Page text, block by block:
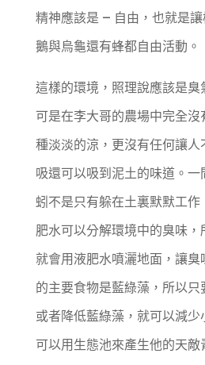
精神應該是 – 自由，也就是
鵝與烏龜還有蜂都自由活動。
這樣的環境，照理說應該是臭
可是在李大哥的農場中完全
種淡淡的涼，更沒有任何讓
吸還可以吸到泥土的味道。
蚓不是只有躲在土裏默默工
肥水可以分解環境中的臭味
就會用液肥水噴灑地面，讓
的主要食物是藍綠藻，所以
或者降低藍綠藻，就可以減
可以用生態池來產生他的天